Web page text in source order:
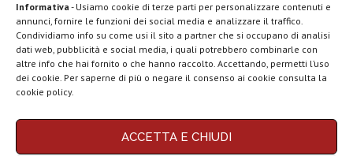
Informativa - Usiamo cookie di terze parti per personalizzare contenuti e
annunci, fornire le funzioni dei social media e analizzare il traffico.
Condividiamo info su come usi il sito a partner che si occupano di analisi
dati web, pubblicità e social media, i quali potrebbero combinarle con
altre info che hai fornito o che hanno raccolto. Accettando, permetti l’uso
dei cookie. Per saperne di più o negare il consenso ai cookie consulta la
cookie policy.
ACCETTA E CHIUDI
Top 5 migliori TV Box Android e
Google TV del 2025
5 a 6,3 pollici) del 2025 | Top 10
LEGGI ANCHE
Motorola rinnova